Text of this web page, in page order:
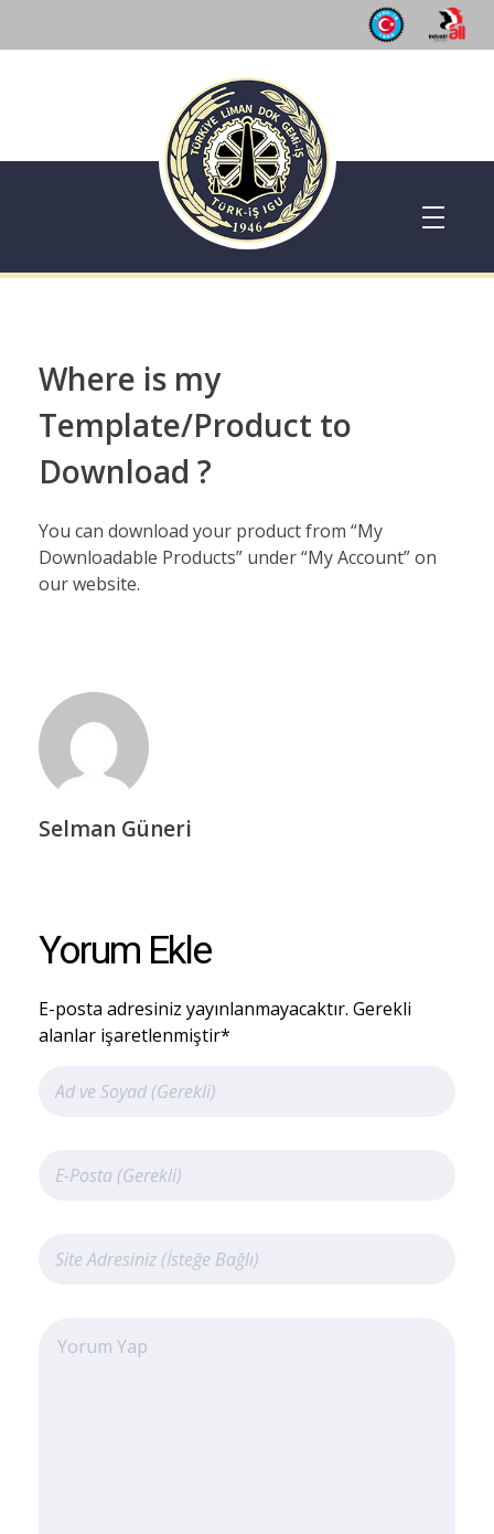
Where is my
Template/Product to
Download ?
You can download your product from “My
Downloadable Products” under “My Account” on
our website.
Selman Güneri
Yorum Ekle
E-posta adresiniz yayınlanmayacaktır. Gerekli
alanlar işaretlenmiştir*